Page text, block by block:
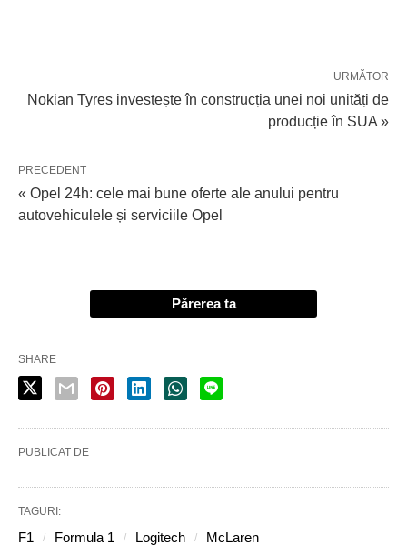
URMĂTOR
Nokian Tyres investește în construcția unei noi unități de
producție în SUA »
PRECEDENT
« Opel 24h: cele mai bune oferte ale anului pentru
autovehiculele și serviciile Opel
Părerea ta
SHARE
PUBLICAT DE
TAGURI:
F1 Formula 1 Logitech McLaren